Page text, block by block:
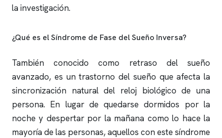
la investigación.
¿Qué es el Síndrome de Fase del Sueño Inversa?
También conocido como retraso del sueño
avanzado, es un trastorno del sueño que afecta la
sincronización natural del reloj biológico de una
persona. En lugar de quedarse dormidos por la
noche y despertar por la mañana como lo hace la
mayoría de las personas, aquellos con este síndrome